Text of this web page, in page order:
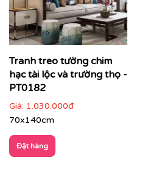
Tranh treo tường chim
hạc tài lộc và trường thọ -
PT0182
Giá: 1.030.000đ
70x140cm
Đặt hàng